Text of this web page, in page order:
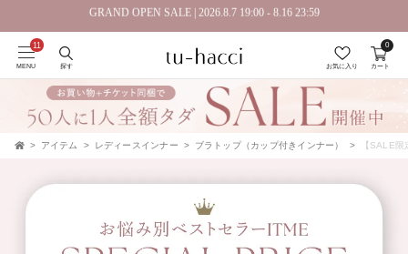
GRAND OPEN SALE | 2026.8.7 19:00 - 8.16 23:59
会員登録で今すぐ使えるポイントプレゼント！
MENU 探す お気に入り カート
0
アイテム レディースインナー ブラトップ（カップ付きインナー） 【SALE限